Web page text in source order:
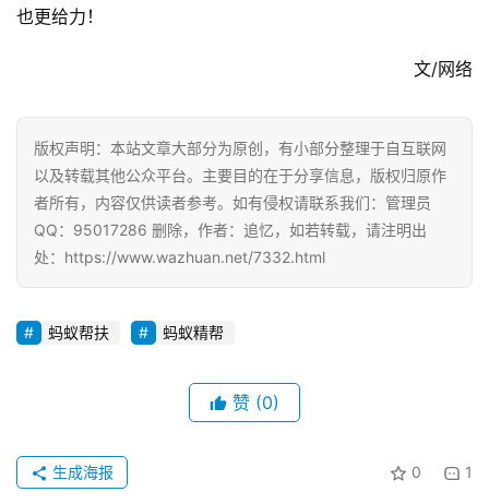
简
赚
也更给力！
文/网络
版权声明：本站文章大部分为原创，有小部分整理于自互联网
以及转载其他公众平台。主要目的在于分享信息，版权归原作
者所有，内容仅供读者参考。如有侵权请联系我们：管理员
QQ：95017286 删除，作者：追忆，如若转载，请注明出
处：https://www.wazhuan.net/7332.html
蚂蚁帮扶 蚂蚁精帮
赞 (0)
0 1
生成海报